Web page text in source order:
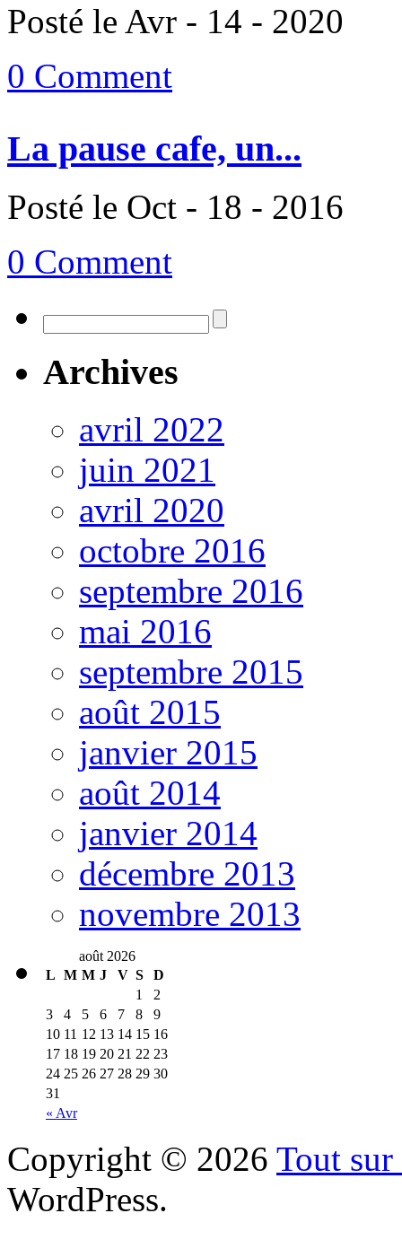
Posté le Avr - 14 - 2020
0 Comment
La pause cafe, un...
Posté le Oct - 18 - 2016
0 Comment
Archives
avril 2022
juin 2021
avril 2020
octobre 2016
septembre 2016
mai 2016
septembre 2015
août 2015
janvier 2015
août 2014
janvier 2014
décembre 2013
novembre 2013
août 2026
L M M J V S D
« Avr
1
2
3
4 5 6 7 8
9
10 11 12 13 14 15 16
17 18 19 20 21 22 23
24 25 26 27 28 29 30
31
Copyright © 2026 Tout
WordPress.